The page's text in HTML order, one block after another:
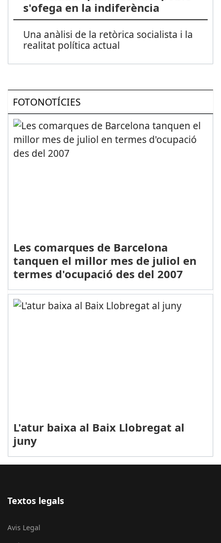
s'ofega en la indiferència
Una anàlisi de la retòrica socialista i la
realitat política actual
FOTONOTÍCIES
Les comarques de Barcelona
tanquen el millor mes de juliol en
termes d'ocupació des del 2007
L'atur baixa al Baix Llobregat al
juny
Textos legals
Avis Legal